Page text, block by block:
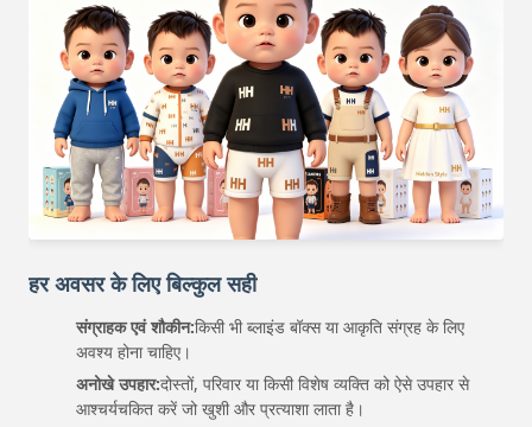
हर अवसर के लिए बिल्कुल सही
संग्राहक एवं शौकीन:किसी भी ब्लाइंड बॉक्स या आकृति संग्रह के लिए
अवश्य होना चाहिए।
अनोखे उपहार:दोस्तों, परिवार या किसी विशेष व्यक्ति को ऐसे उपहार से
आश्चर्यचकित करें जो खुशी और प्रत्याशा लाता है।